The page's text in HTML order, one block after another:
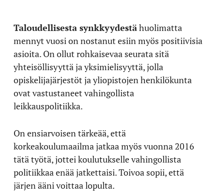
Taloudellisesta synkkyydestähuolimatta
mennyt vuosi on nostanut esiin myös positiivisia
asioita. On ollut rohkaisevaa seurata sitä
yhteisöllisyyttä ja yksimielisyyttä, jolla
opiskelijajärjestöt ja yliopistojen henkilökunta
ovat vastustaneet vahingollista
leikkauspolitiikka.
On ensiarvoisen tärkeää, että
korkeakoulumaailma jatkaa myös vuonna 2016
tätä työtä, jottei koulutukselle vahingollista
politiikkaa enää jatkettaisi. Toivoa sopii, että
järjen ääni voittaa lopulta.